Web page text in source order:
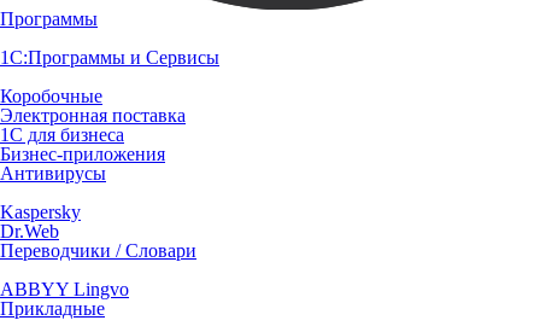
Программы
1С:Программы и Сервисы
Коробочные
Электронная поставка
1С для бизнеса
Бизнес-приложения
Антивирусы
Kaspersky
Dr.Web
Переводчики / Словари
ABBYY Lingvo
Прикладные